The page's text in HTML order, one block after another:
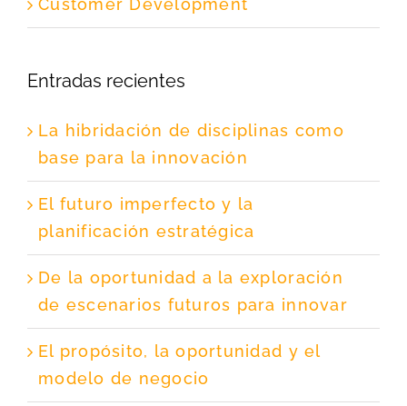
Customer Development
Entradas recientes
La hibridación de disciplinas como
base para la innovación
El futuro imperfecto y la
planificación estratégica
De la oportunidad a la exploración
de escenarios futuros para innovar
El propósito, la oportunidad y el
modelo de negocio